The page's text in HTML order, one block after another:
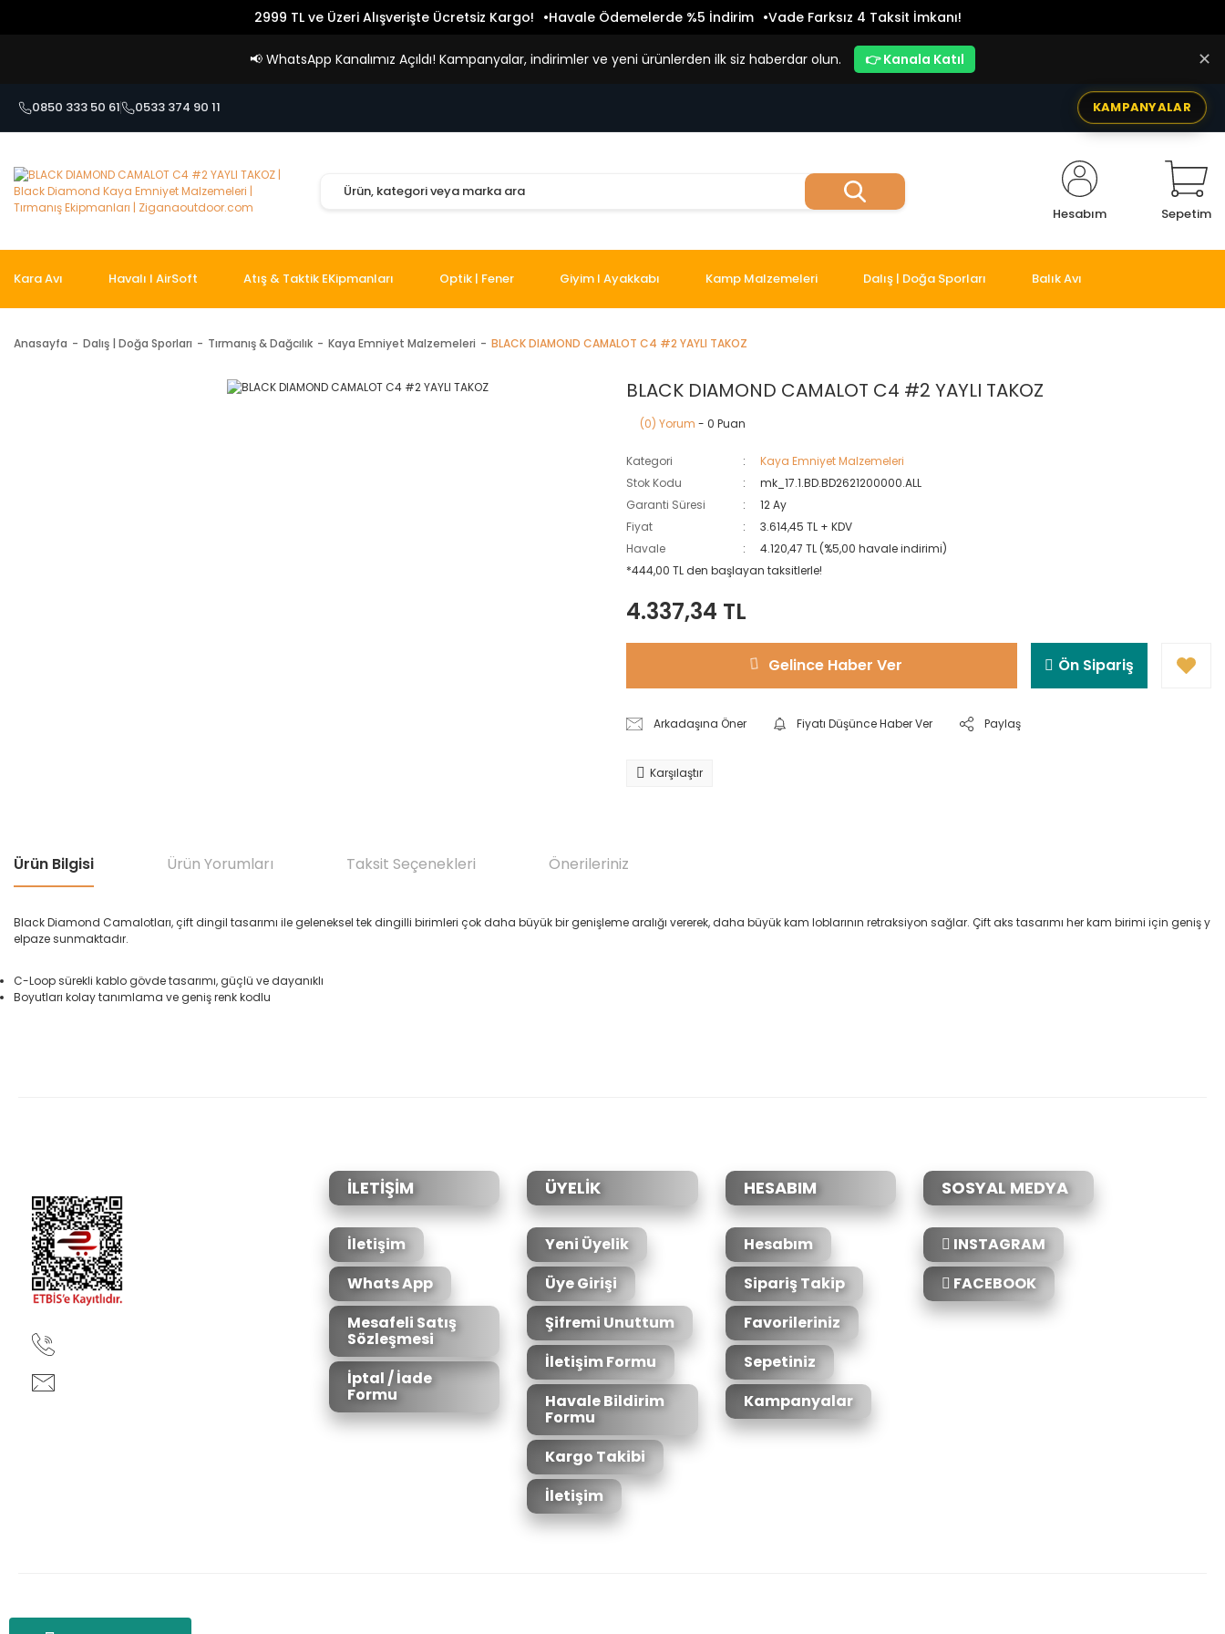
2999 TL ve Üzeri Alışverişte Ücretsiz Kargo! Havale Ödemelerde %5 İndirim Vade Farksız 4 Taksit İmkanı!
📢 WhatsApp Kanalımız Açıldı! Kampanyalar, indirimler ve yeni ürünlerden ilk siz haberdar olun. 👉 Kanala Katıl ✕
0850 333 50 61 0533 374 90 11 KAMPANYALAR
Hesabım Sepetim
Kara Avı Havalı I AirSoft Atış & Taktik EKipmanları Optik | Fener Giyim I Ayakkabı Kamp Malzemeleri Dalış | Doğa Sporları Balık Avı
Anasayfa Dalış | Doğa Sporları Tırmanış & Dağcılık Kaya Emniyet Malzemeleri BLACK DIAMOND CAMALOT C4 #2 YAYLI TAKOZ
BLACK DIAMOND CAMALOT C4 #2 YAYLI TAKOZ
(0) Yorum - 0 Puan
Kategori
Kaya Emniyet Malzemeleri
Stok Kodu
mk_17.1.BD.BD2621200000.ALL
Garanti Süresi
12 Ay
Fiyat
3.614,45 TL + KDV
Havale
4.120,47 TL (%5,00 havale indirimi)
*444,00 TL den başlayan taksitlerle!
4.337,34 TL
Gelince Haber Ver Ön Sipariş
Arkadaşına Öner Fiyatı Düşünce Haber Ver Paylaş
Karşılaştır
Ürün Bilgisi Ürün Yorumları Taksit Seçenekleri Önerileriniz
Black Diamond Camalotları, çift dingil tasarımı ile geleneksel tek dingilli birimleri çok daha büyük bir genişleme aralığı vererek, daha büyük kam loblarının retraksiyon sağlar. Çift aks tasarımı her kam birimi için geniş y
elpaze sunmaktadır.
C-Loop sürekli kablo gövde tasarımı, güçlü ve dayanıklı
Boyutları kolay tanımlama ve geniş renk kodlu
Ürün fiyatı diğer sitelerden daha pahalı.
Bu ürüne benzer farklı alternatifler olmalı.
İLETİŞİM
İletişim
Whats App
Mesafeli Satış
Sözleşmesi
İptal / İade
Formu
ÜYELİK
Yeni Üyelik
Üye Girişi
Şifremi Unuttum
İletişim Formu
Havale Bildirim
Formu
Kargo Takibi
İletişim
HESABIM
Hesabım
Sipariş Takip
Favorileriniz
Sepetiniz
Kampanyalar
SOSYAL MEDYA
INSTAGRAM
FACEBOOK